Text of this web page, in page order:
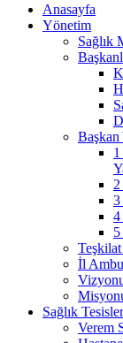
Anasayfa
Yönetim
Sağlık
Başkan
3
4
Teşkilat
İl
Sağlık
Verem